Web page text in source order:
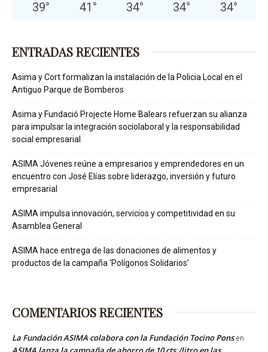
39° 41 ° 34° 34° 34°
ENTRADAS RECIENTES
Asima y Cort formalizan la instalación de la Policia Local en el
Antiguo Parque de Bomberos
Asima y Fundació Projecte Home Balears refuerzan su alianza
para impulsar la integración sociolaboral y la responsabilidad
social empresarial
ASIMA Jóvenes reúne a empresarios y emprendedores en un
encuentro con José Elías sobre liderazgo, inversión y futuro
empresarial
ASIMA impulsa innovación, servicios y competitividad en su
Asamblea General
ASIMA hace entrega de las donaciones de alimentos y
productos de la campaña ‘Polígonos Solidarios’
COMENTARIOS RECIENTES
La Fundación ASIMA colabora con la Fundación Tocino Ponsen